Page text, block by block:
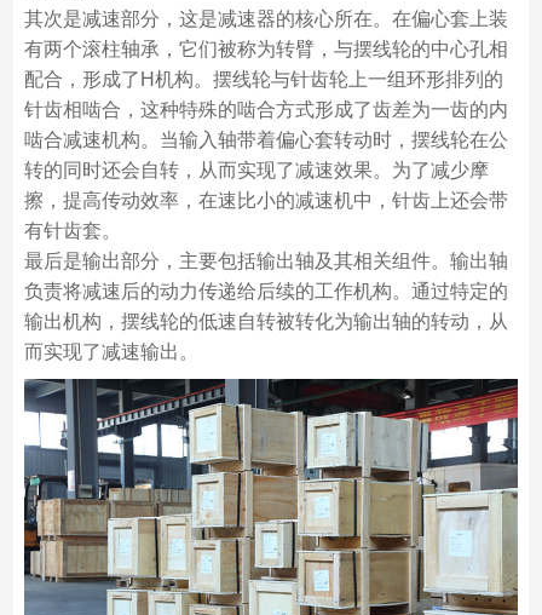
其次是减速部分，这是减速器的核心所在。在偏心套上装
有两个滚柱轴承，它们被称为转臂，与摆线轮的中心孔相
配合，形成了H机构。摆线轮与针齿轮上一组环形排列的
针齿相啮合，这种特殊的啮合方式形成了齿差为一齿的内
啮合减速机构。当输入轴带着偏心套转动时，摆线轮在公
转的同时还会自转，从而实现了减速效果。为了减少摩
擦，提高传动效率，在速比小的减速机中，针齿上还会带
有针齿套。
最后是输出部分，主要包括输出轴及其相关组件。输出轴
负责将减速后的动力传递给后续的工作机构。通过特定的
输出机构，摆线轮的低速自转被转化为输出轴的转动，从
而实现了减速输出。